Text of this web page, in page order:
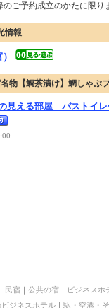
のご予約成立のかたに限り
情報
物【鯛茶漬け】鯛しゃぶ
見える部屋 バストイレ
民宿 公共の宿 ビジネスホ
ジネスホテル｜ 駅・空港・